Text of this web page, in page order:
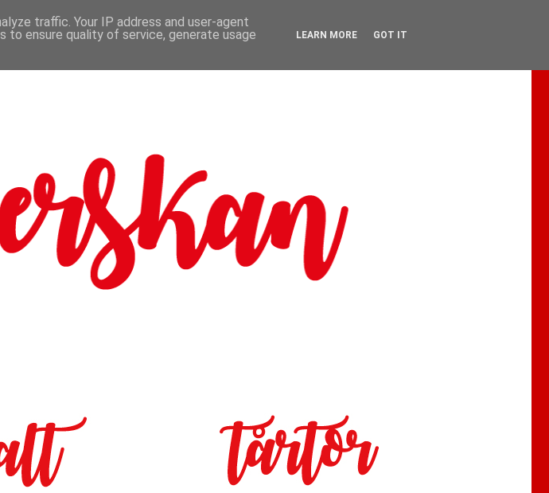
traffic. Your IP address and user-agent
to ensure quality of service, generate usage
LEARN MORE GOT IT